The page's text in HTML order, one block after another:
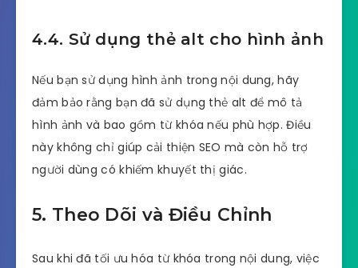
4.4. Sử dụng thẻ alt cho hình ảnh
Nếu bạn sử dụng hình ảnh trong nội dung, hãy
đảm bảo rằng bạn đã sử dụng thẻ alt để mô tả
hình ảnh và bao gồm từ khóa nếu phù hợp. Điều
này không chỉ giúp cải thiện SEO mà còn hỗ trợ
người dùng có khiếm khuyết thị giác.
5. Theo Dõi và Điều Chỉnh
Sau khi đã tối ưu hóa từ khóa trong nội dung, việc